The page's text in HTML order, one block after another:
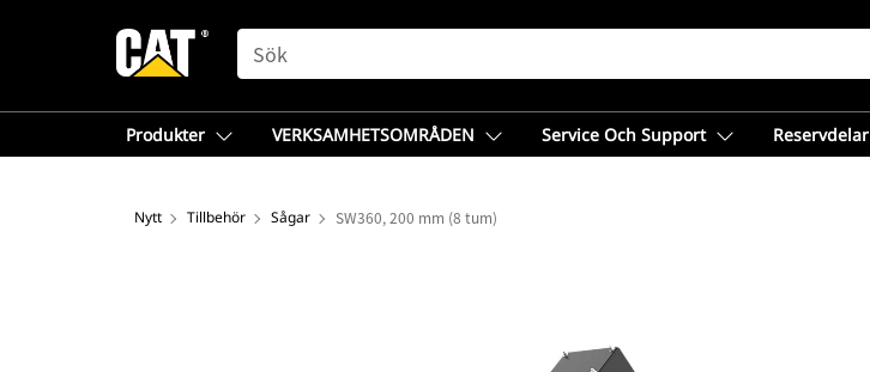
SEARCH
Produkter VERKSAMHETSOMRÅDEN Service Och Support Reservdelar
Nytt Tillbehör Sågar SW360, 200 mm (8 tum)